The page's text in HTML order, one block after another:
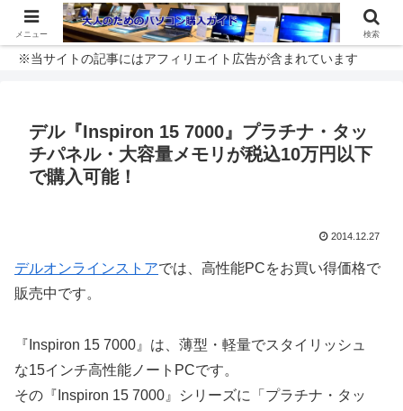
※当サイトの記事にはアフィリエイト広告が含まれています
デル『Inspiron 15 7000』プラチナ・タッ
チパネル・大容量メモリが税込10万円以下
で購入可能！
2014.12.27
デルオンラインストアでは、高性能PCをお買い得価格で
販売中です。
『Inspiron 15 7000』は、薄型・軽量でスタイリッシュ
な15インチ高性能ノートPCです。
その『Inspiron 15 7000』シリーズに「プラチナ・タッ
メニュー 検索